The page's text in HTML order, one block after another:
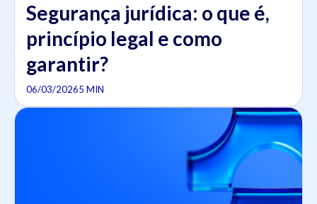
Segurança jurídica: o que é,
princípio legal e como
garantir?
06/03/20265 MIN